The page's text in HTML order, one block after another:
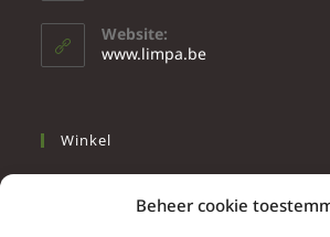
Beheer cookie
Website:
www.limpa.be
Winkel